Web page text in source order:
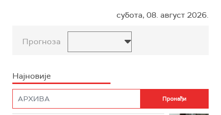
субота, 08. август 2026.
Прогноза
Најновије